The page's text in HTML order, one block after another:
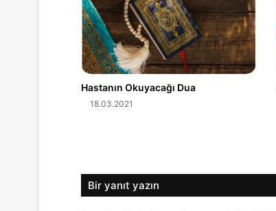
Hastanın Okuyacağı Dua
18.03.2021
Bir yanıt yazın